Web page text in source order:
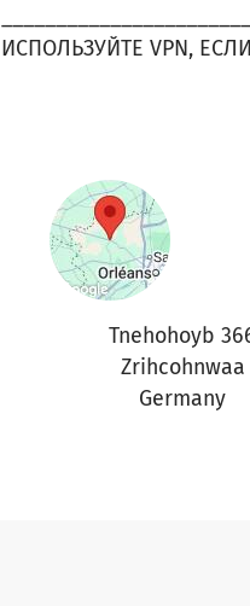
ИСПОЛЬЗУЙТЕ VPN,
Tnehohoyb
Zrihcohnwaa
Germany